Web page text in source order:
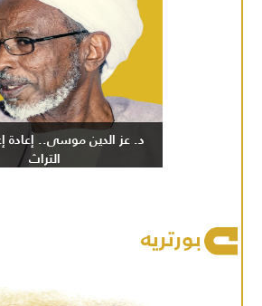
د. عز الدين موسى.. إعادة
التراث
بورتريه